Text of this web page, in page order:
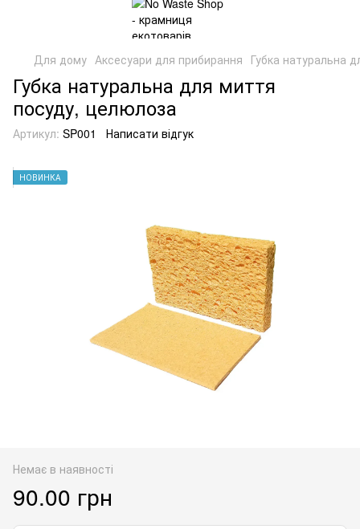
Для дому Аксесуари для прибирання Губка натуральна
Губка натуральна для миття
посуду, целюлоза
Артикул: SP001 Написати відгук
НОВИНКА
Немає в наявності
90.00 грн